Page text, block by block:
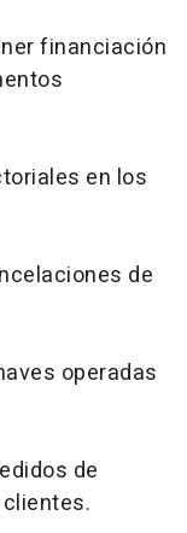
financiación
en los
de
operadas
de